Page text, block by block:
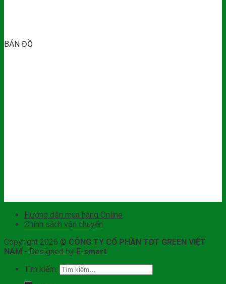
BẢN ĐỒ
Hướng dẫn mua hàng Online
Chính sách vận chuyển
Copyright 2026 © CÔNG TY CỔ PHẦN TDT GREEN VIỆT
NAM - Designed by E-smart
Tìm kiếm: